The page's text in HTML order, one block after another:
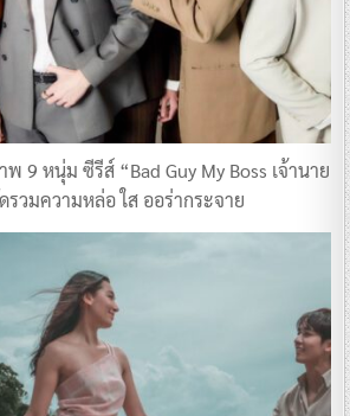
9 หนุ่ม ซีรีส์ “Bad Guy My Boss เจ้านาย
รวมความหล่อ ใส ออร่ากระจาย